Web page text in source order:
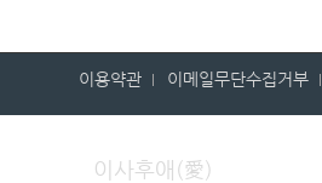
이용약관 이메일무단수집거부
이사후애(愛)